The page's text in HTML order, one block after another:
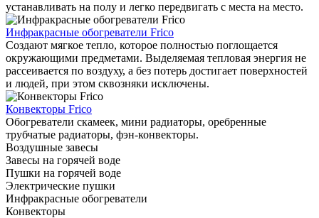
устанавливать на полу и легко передвигать с места на место.
Инфракрасные обогреватели Frico
Создают мягкое тепло, которое полностью поглощается
окружающими предметами. Выделяемая тепловая энергия не
рассеивается по воздуху, а без потерь достигает поверхностей
и людей, при этом сквозняки исключены.
Конвекторы Frico
Обогреватели скамеек, мини радиаторы, оребренные
трубчатые радиаторы, фэн-конвекторы.
Воздушные завесы
Завесы на горячей воде
Пушки на горячей воде
Электрические пушки
Инфракрасные обогреватели
Конвекторы